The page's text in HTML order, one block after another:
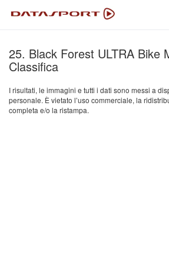
25. Black Forest ULTRA Bike
Classifica
I risultati, le immagini e tutti i dati sono messi a
personale. È vietato l’uso commerciale, la
completa e/o la ristampa.